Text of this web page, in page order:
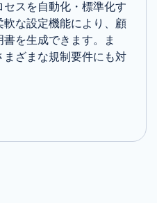
セスを自動化・標準化す
な設定機能により、顧
を生成できます。ま
ざまな規制要件にも対